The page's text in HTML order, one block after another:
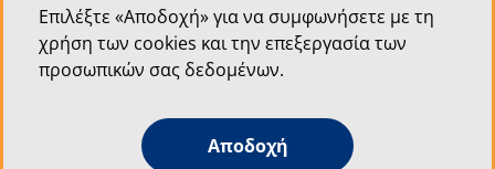
Επιλέξτε «Αποδοχή» για να συμφωνήσετε με τη
χρήση των cookies και την επεξεργασία των
προσωπικών σας δεδομένων.
Αποδοχή